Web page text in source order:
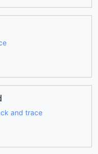
and trace